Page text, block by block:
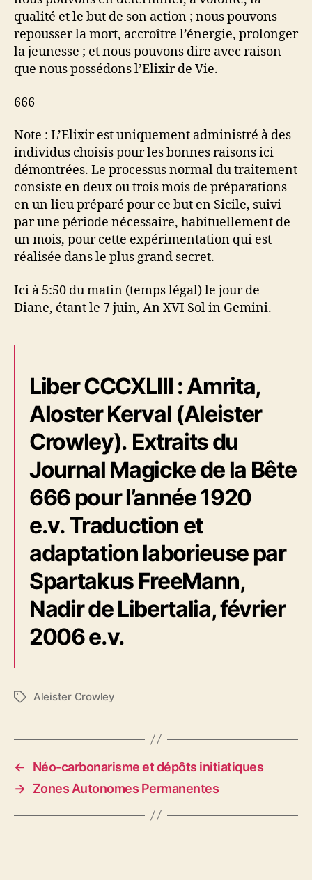
qualité et le but de son action ; nous pouvons
repousser la mort, accroître l’énergie, prolonger
la jeunesse ; et nous pouvons dire avec raison
que nous possédons l’Elixir de Vie.
666
Note : L’Elixir est uniquement administré à des
individus choisis pour les bonnes raisons ici
démontrées. Le processus normal du traitement
consiste en deux ou trois mois de préparations
en un lieu préparé pour ce but en Sicile, suivi
par une période nécessaire, habituellement de
un mois, pour cette expérimentation qui est
réalisée dans le plus grand secret.
Ici à 5:50 du matin (temps légal) le jour de
Diane, étant le 7 juin, An XVI Sol in Gemini.
Liber CCCXLIII : Amrita,
Aloster Kerval (Aleister
Crowley). Extraits du
Journal Magicke de la Bête
666 pour l’année 1920
e.v. Traduction et
adaptation laborieuse par
Spartakus FreeMann,
Nadir de Libertalia, février
2006 e.v.
É
q
e
t
e
Aleister Crowley
←
Néo-carbonarisme et dépôts initiatiques
→ Zones Autonomes Permanentes